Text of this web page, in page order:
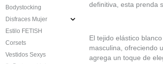
Bodystocking
Disfraces Mujer
Estilo FETISH
Corsets
Vestidos Sexys
definitiva, esta prenda
El tejido elástico
masculina, ofreciendo
agrega un toque de